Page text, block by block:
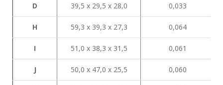
D 39,5 х 29,5 х 28,0 0,033
H 59,3 х 39,3 х 27,3 0,064
I 51,0 х 38,3 х 31,5 0,061
J 50,0 х 47,0 х 25,5 0,060